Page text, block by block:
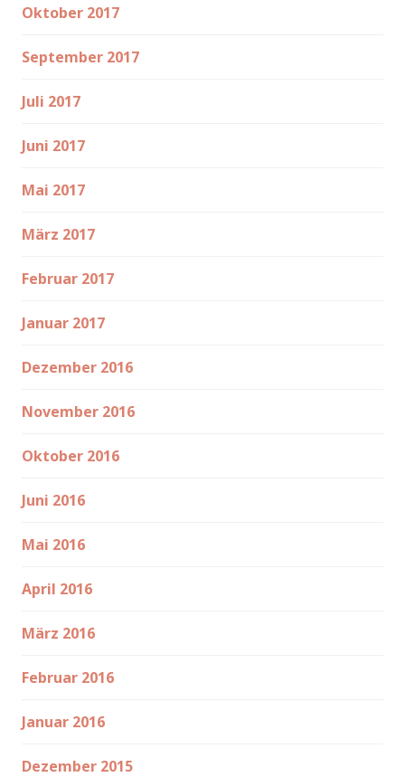
Oktober 2017
September 2017
Juli 2017
Juni 2017
Mai 2017
März 2017
Februar 2017
Januar 2017
Dezember 2016
November 2016
Oktober 2016
Juni 2016
Mai 2016
April 2016
März 2016
Februar 2016
Januar 2016
Dezember 2015